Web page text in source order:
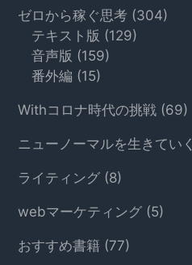
検
ゼロから稼ぐ思考 (304)
テキスト版 (129)
音声版 (159)
番外編 (15)
Withコロナ時代の挑戦 (69)
ニューノーマルを生きていく
ライティング (8)
webマーケティング (5)
おすすめ書籍 (77)